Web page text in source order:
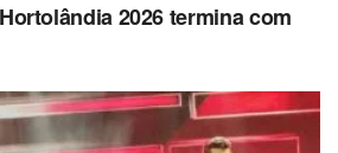
2026 termina com